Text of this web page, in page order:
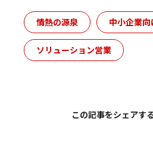
情熱の源泉 中小企業
ソリューション営業